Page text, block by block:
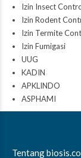
Izin Insect
Izin Rodent
Izin Termite
Izin Fumigasi
UUG
KADIN
APKLINDO
ASPHAMI
Tentang